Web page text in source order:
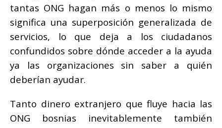
tantas ONG hagan más o menos lo mismo
significa una superposición generalizada de
servicios, lo que deja a los ciudadanos
confundidos sobre dónde acceder a la ayuda
ya las organizaciones sin saber a quién
deberían ayudar.
Tanto dinero extranjero que fluye hacia las
ONG bosnias inevitablemente también